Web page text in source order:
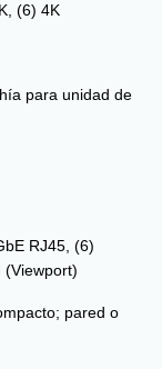
(6) 4K
para unidad de
RJ45, (6)
(Viewport)
pared o